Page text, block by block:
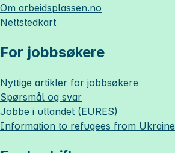
Om arbeidsplassen.no
Nettstedkart
For jobbsøkere
Nyttige artikler for jobbsøkere
Spørsmål og svar
Jobbe i utlandet (EURES)
Information to refugees from Ukraine